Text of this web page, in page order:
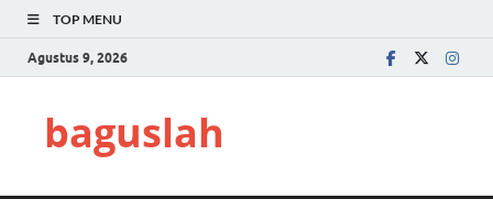
TOP MENU
Agustus 9, 2026
baguslah